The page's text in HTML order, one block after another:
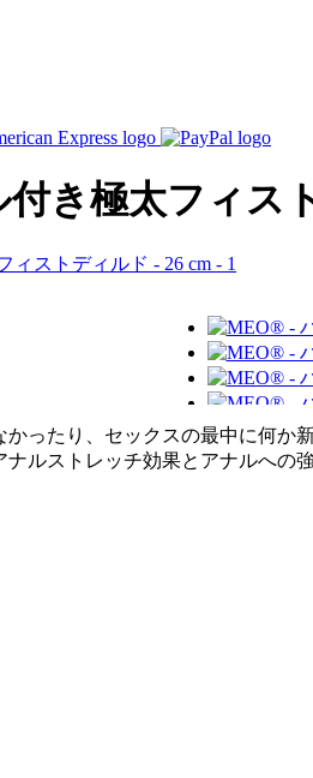
き極太フィス
ったり、セックスの最中に何か
ルストレッチ効果とアナルへの